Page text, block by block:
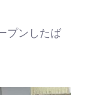
プンしたば